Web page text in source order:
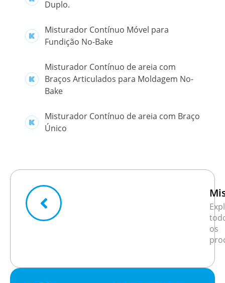
Duplo.
Misturador Contínuo Móvel para
Fundição No-Bake
Misturador Contínuo de areia com
Braços Articulados para Moldagem No-
Bake
Misturador Contínuo de areia com Braço
Único
os